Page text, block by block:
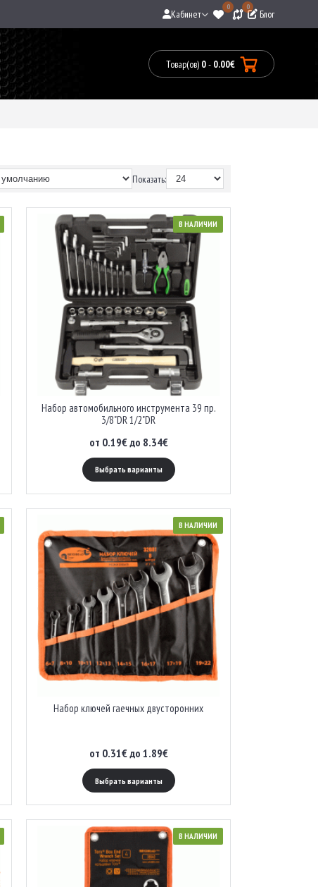
Кабинет
0 0
Блог
Товар(ов) 0- 0.00€
Товары:
Показать:
В НАЛИЧИИ
Набор автомобильного инструмента 39 пр.
3/8"DR 1/2"DR
от 0.19€ до 8.34€
Выбрать варианты
В НАЛИЧИИ
Набор ключей гаечных двусторонних
от 0.31€ до 1.89€
Выбрать варианты
В НАЛИЧИИ